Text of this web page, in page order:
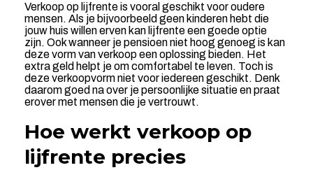
Verkoop op lijfrente is vooral geschikt voor oudere
mensen. Als je bijvoorbeeld geen kinderen hebt die
jouw huis willen erven kan lijfrente een goede optie
zijn. Ook wanneer je pensioen niet hoog genoeg is kan
deze vorm van verkoop een oplossing bieden. Het
extra geld helpt je om comfortabel te leven. Toch is
deze verkoopvorm niet voor iedereen geschikt. Denk
daarom goed na over je persoonlijke situatie en praat
erover met mensen die je vertrouwt.
Hoe werkt verkoop op
lijfrente precies